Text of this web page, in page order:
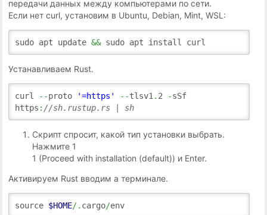
передачи данных между компьютерами по сети.
Если нет curl, установим в Ubuntu, Debian, Mint, WSL:
sudo apt update&&sudo apt install curl
Устанавливаем Rust.
curl --proto '=https' --tlsv1. 2 -sSf
https : //sh.rustup.rs | sh
Скрипт спросит, какой тип установки выбрать.
Нажмите 1
1 (Proceed with installation (default)) и Enter.
Активируем Rust вводим а терминале.
source $HOME/. cargo/env